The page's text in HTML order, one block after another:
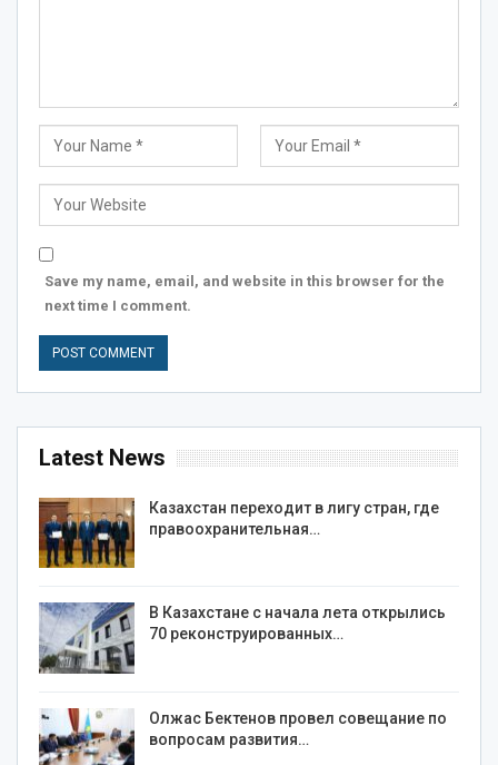
Save my name, email, and website in this browser for the
next time I comment.
Latest News
Казахстан переходит в лигу стран, где
правоохранительная…
В Казахстане с начала лета открылись
70 реконструированных…
Олжас Бектенов провел совещание по
вопросам развития…